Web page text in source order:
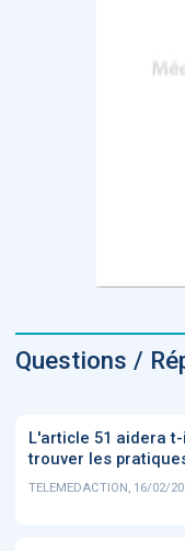
Questions /
L'article 51 aidera
trouver les
TELEMEDACTION, 16/02/